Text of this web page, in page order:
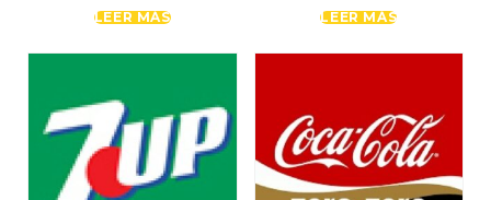
LEER MÁS LEER MÁS